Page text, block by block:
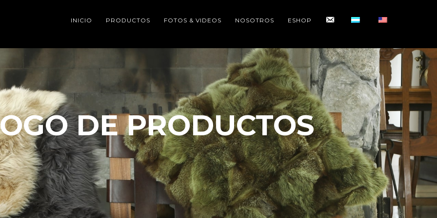
INICIO PRODUCTOS FOTOS & VIDEOS NOSOTROS ESHOP CONTACTO
DE PRODUCTOS